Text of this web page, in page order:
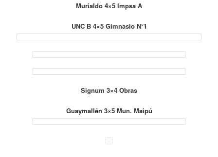
Murialdo 4×5 Impsa A
UNC B 4×5 Gimnasio N°1
Signum 3×4 Obras
Guaymallén 3×5 Mun. Maipú